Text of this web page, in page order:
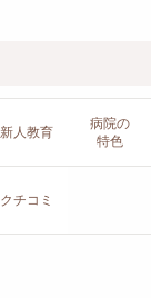
新人教育
病院の
特色
クチコミ